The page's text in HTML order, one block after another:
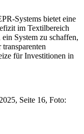
Systems bietet eine
im Textilbereich
System zu schaffen,
für Investitionen in
Seite 16, Foto: